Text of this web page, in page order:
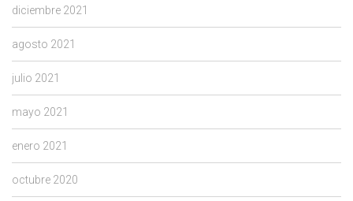
diciembre 2021
agosto 2021
julio 2021
mayo 2021
enero 2021
octubre 2020